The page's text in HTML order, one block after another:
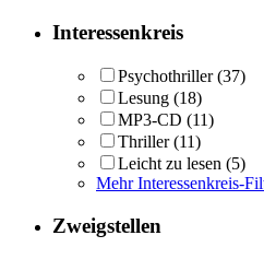
Interessenkreis
Psychothriller (37)
Lesung (18)
MP3-CD (11)
Thriller (11)
Leicht zu lesen (5)
Mehr Interessenkreis-
Zweigstellen